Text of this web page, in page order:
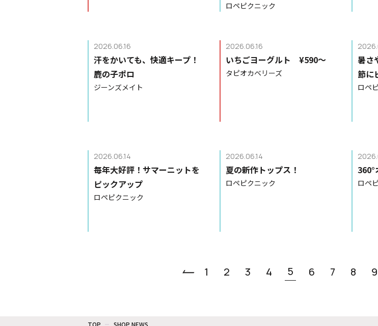
ロペピクニック
2026.06.16
汗をかいても、快適キープ！
鹿の子ポロ
ジーンズメイト
2026.06.16
いちごヨーグルト ¥590〜
タピオカベリーズ
暑さ
節に
ロペ
2026.06.14
毎年大好評！サマーニットを
ピックアップ
ロペピクニック
2026.06.14
夏の新作トップス！
ロペピクニック
360°
ロペ
1 2 3 4 5 6 7 8 9
TOP SHOP NEWS